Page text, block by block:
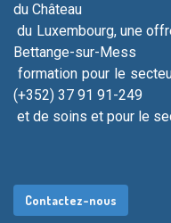
du Château
du
Bettange-sur-Mess
formation pour
(+352) 37 91 91-249
et de soins et
Contacte​​​​​​​​​​​​z-nous